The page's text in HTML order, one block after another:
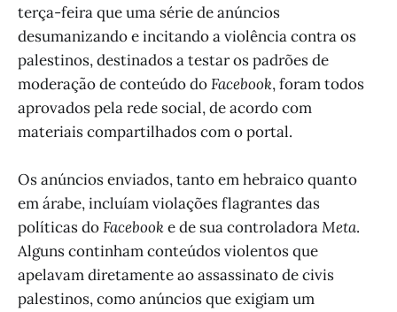
terça-feira que uma série de anúncios
desumanizando e incitando a violência contra os
palestinos, destinados a testar os padrões de
moderação de conteúdo doFacebook, foram todos
aprovados pela rede social, de acordo com
materiais compartilhados com o portal.
Os anúncios enviados, tanto em hebraico quanto
em árabe, incluíam violações flagrantes das
políticas doFacebooke de sua controladoraMeta.
Alguns continham conteúdos violentos que
apelavam diretamente ao assassinato de civis
palestinos, como anúncios que exigiam um